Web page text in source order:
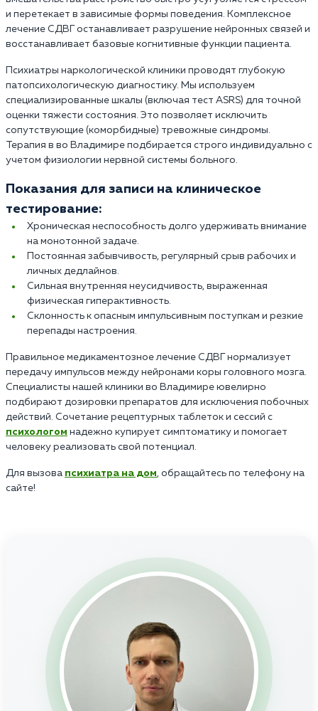
и перетекает в зависимые формы поведения. Комплексное
лечение СДВГ останавливает разрушение нейронных связей и
восстанавливает базовые когнитивные функции пациента.
Психиатры наркологической клиники проводят глубокую
патопсихологическую диагностику. Мы используем
специализированные шкалы (включая тест ASRS) для точной
оценки тяжести состояния. Это позволяет исключить
сопутствующие (коморбидные) тревожные синдромы.
Терапия в во Владимире подбирается строго индивидуально с
учетом физиологии нервной системы больного.
Показания для записи на клиническое
тестирование:
Хроническая неспособность долго удерживать внимание
на монотонной задаче.
Постоянная забывчивость, регулярный срыв рабочих и
личных дедлайнов.
Сильная внутренняя неусидчивость, выраженная
физическая гиперактивность.
Склонность к опасным импульсивным поступкам и резкие
перепады настроения.
Правильное медикаментозное лечение СДВГ нормализует
передачу импульсов между нейронами коры головного мозга.
Специалисты нашей клиники во Владимире ювелирно
подбирают дозировки препаратов для исключения побочных
действий. Сочетание рецептурных таблеток и сессий с
психологом надежно купирует симптоматику и помогает
человеку реализовать свой потенциал.
Для вызова психиатра на дом, обращайтесь по телефону на
сайте!